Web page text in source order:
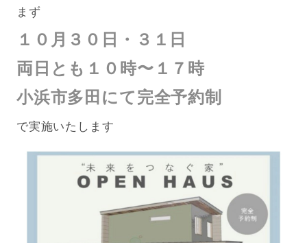
まず
１０月３０日・３１日
両日とも１０時〜１７時
小浜市多田にて完全予約制
で実施いたします